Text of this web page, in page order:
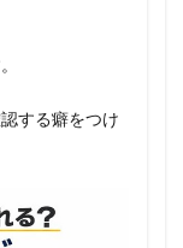
する癖をつけ